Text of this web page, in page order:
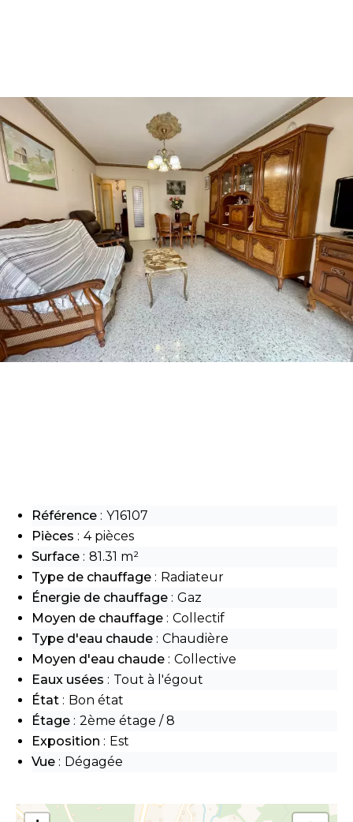
Référence
Y16107
Pièces
4 pièces
Surface
81.31 m²
Type de chauffage
Radiateur
Énergie de chauffage
Gaz
Moyen de chauffage
Collectif
Type d'eau chaude
Chaudière
Moyen d'eau chaude
Collective
Eaux usées
Tout à l'égout
État
Bon état
Étage
2ème étage / 8
Exposition
Est
Vue
Dégagée